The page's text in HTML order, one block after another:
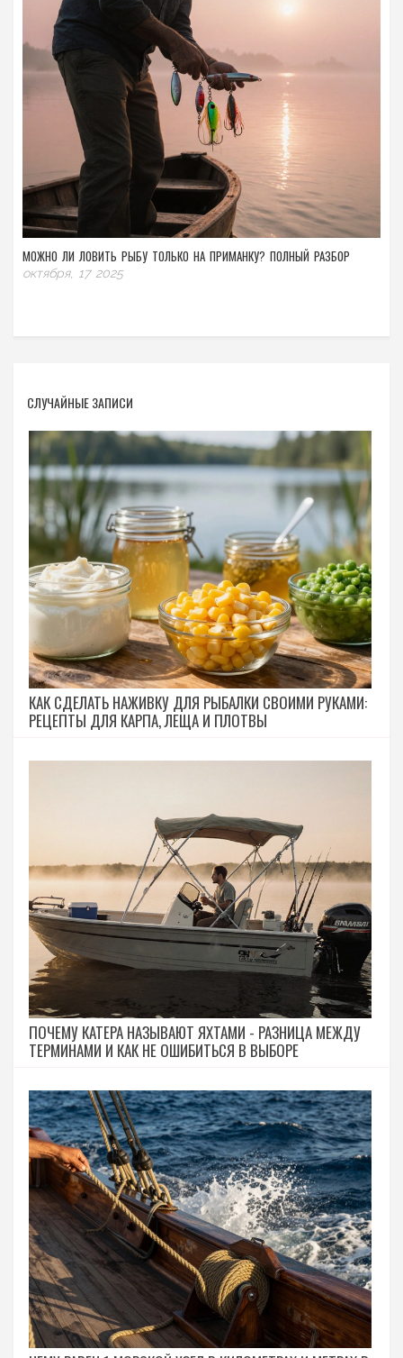
МОЖНО ЛИ ЛОВИТЬ РЫБУ ТОЛЬКО НА ПРИМАНКУ? ПОЛНЫЙ РАЗБОР
октября, 17 2025
СЛУЧАЙНЫЕ ЗАПИСИ
КАК СДЕЛАТЬ НАЖИВКУ ДЛЯ РЫБАЛКИ СВОИМИ РУКАМИ:
РЕЦЕПТЫ ДЛЯ КАРПА, ЛЕЩА И ПЛОТВЫ
ПОЧЕМУ КАТЕРА НАЗЫВАЮТ ЯХТАМИ - РАЗНИЦА МЕЖДУ
ТЕРМИНАМИ И КАК НЕ ОШИБИТЬСЯ В ВЫБОРЕ